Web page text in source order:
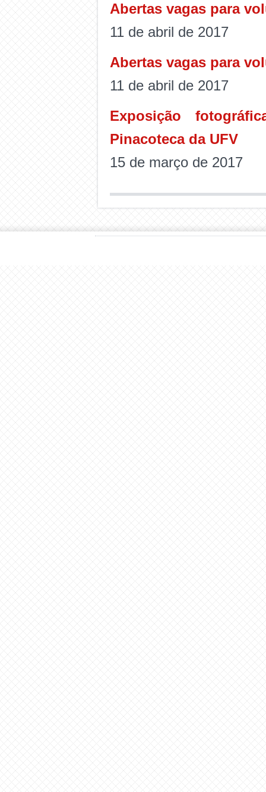
Abertas vagas para
11 de abril de 2017
Abertas vagas para
11 de abril de 2017
Exposição
Pinacoteca da UFV
15 de março de 2017